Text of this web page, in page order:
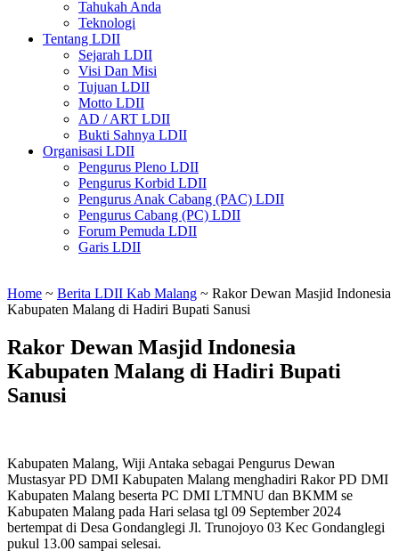
Tahukah Anda
Teknologi
Tentang LDII
Sejarah LDII
Visi Dan Misi
Tujuan LDII
Motto LDII
AD / ART LDII
Bukti Sahnya LDII
Organisasi LDII
Pengurus Pleno LDII
Pengurus Korbid LDII
Pengurus Anak Cabang (PAC) LDII
Pengurus Cabang (PC) LDII
Forum Pemuda LDII
Garis LDII
Home ~ Berita LDII Kab Malang ~ Rakor Dewan Masjid Indonesia
Kabupaten Malang di Hadiri Bupati Sanusi
Rakor Dewan Masjid Indonesia
Kabupaten Malang di Hadiri Bupati
Sanusi
Kabupaten Malang, Wiji Antaka sebagai Pengurus Dewan
Mustasyar PD DMI Kabupaten Malang menghadiri Rakor PD DMI
Kabupaten Malang beserta PC DMI LTMNU dan BKMM se
Kabupaten Malang pada Hari selasa tgl 09 September 2024
bertempat di Desa Gondanglegi Jl. Trunojoyo 03 Kec Gondanglegi
pukul 13.00 sampai selesai.